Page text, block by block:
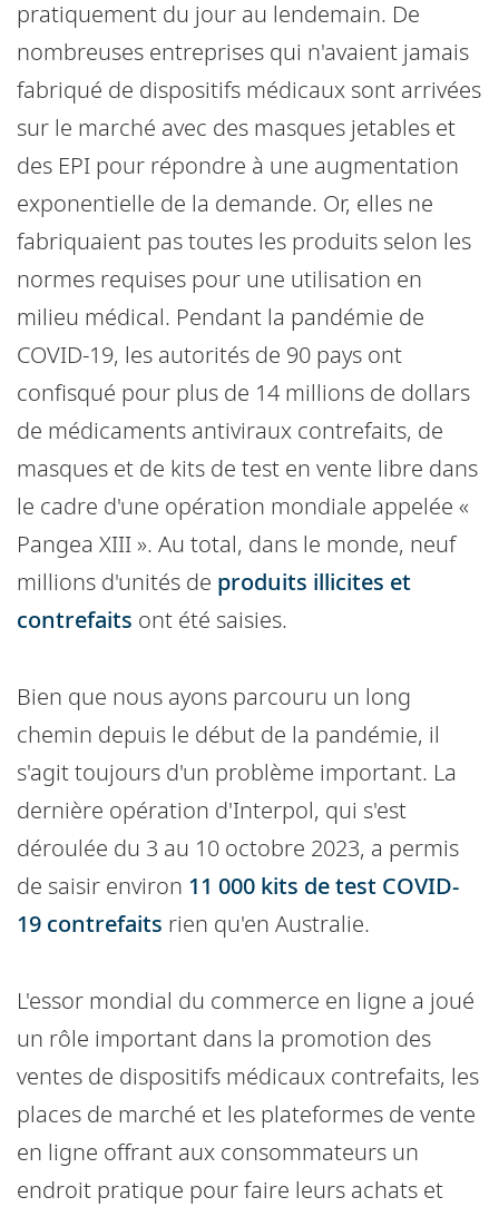
pratiquement du jour au lendemain. De
nombreuses entreprises qui n'avaient jamais
fabriqué de dispositifs médicaux sont arrivées
sur le marché avec des masques jetables et
des EPI pour répondre à une augmentation
exponentielle de la demande. Or, elles ne
fabriquaient pas toutes les produits selon les
normes requises pour une utilisation en
milieu médical. Pendant la pandémie de
COVID-19, les autorités de 90 pays ont
confisqué pour plus de 14 millions de dollars
de médicaments antiviraux contrefaits, de
masques et de kits de test en vente libre dans
le cadre d'une opération mondiale appelée «
Pangea XIII ». Au total, dans le monde, neuf
millions d'unités de produits illicites et
contrefaits ont été saisies.
Bien que nous ayons parcouru un long
chemin depuis le début de la pandémie, il
s'agit toujours d'un problème important. La
dernière opération d'Interpol, qui s'est
déroulée du 3 au 10 octobre 2023, a permis
de saisir environ 11 000 kits de test COVID-
19 contrefaits rien qu'en Australie.
L'essor mondial du commerce en ligne a joué
un rôle important dans la promotion des
ventes de dispositifs médicaux contrefaits, les
places de marché et les plateformes de vente
en ligne offrant aux consommateurs un
endroit pratique pour faire leurs achats et